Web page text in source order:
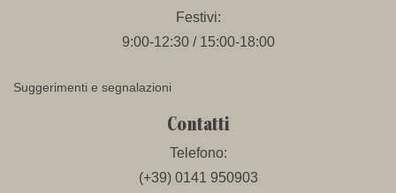
Festivi:
9:00-12:30 / 15:00-18:00
Suggerimenti e segnalazioni
Contatti
Telefono:
(+39) 0141 950903